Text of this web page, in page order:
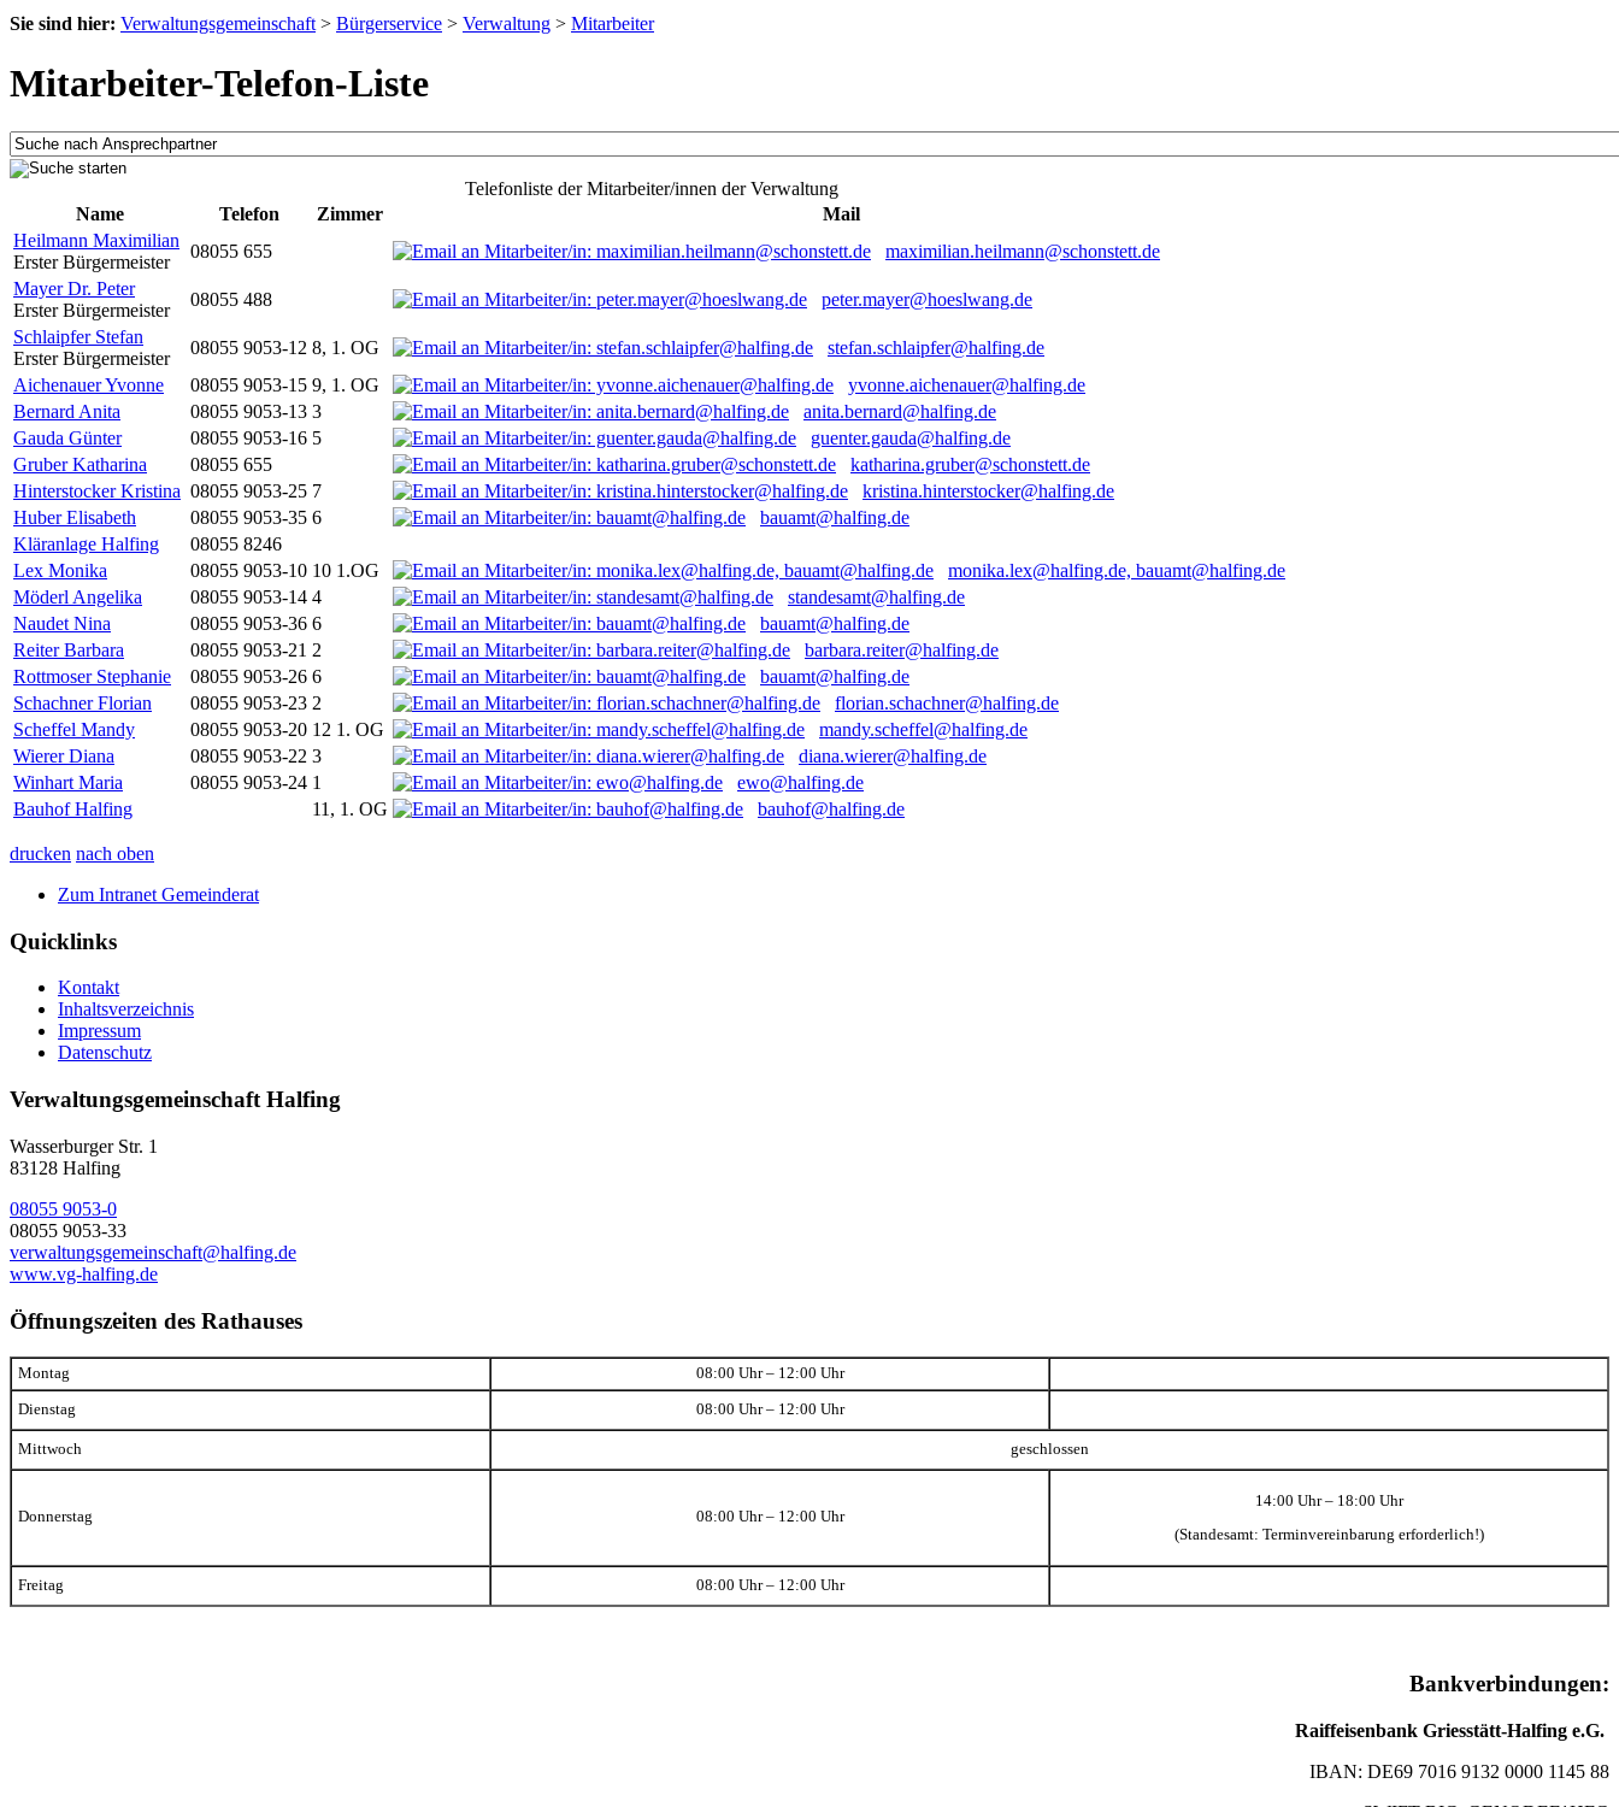
Sie sind hier: Verwaltungsgemeinschaft > Bürgerservice > Verwaltung > Mitarbeiter
Mitarbeiter-Telefon-Liste
Telefonliste der Mitarbeiter/innen der Verwaltung
Name
Telefon Zimmer
Mail
Heilmann Maximilian
Erster Bürgermeister
08055 655
maximilian.heilmann@schonstett.de
Mayer Dr. Peter
Erster Bürgermeister
08055 488
peter.mayer@hoeslwang.de
Schlaipfer Stefan
Erster Bürgermeister
08055 9053-12 8, 1. OG
stefan.schlaipfer@halfing.de
Aichenauer Yvonne
08055 9053-15 9, 1. OG
yvonne.aichenauer@halfing.de
Bernard Anita
08055 9053-13 3
anita.bernard@halfing.de
Gauda Günter
08055 9053-16 5
guenter.gauda@halfing.de
Gruber Katharina
08055 655
katharina.gruber@schonstett.de
Hinterstocker Kristina 08055 9053-25 7
kristina.hinterstocker@halfing.de
Huber Elisabeth
08055 9053-35 6
bauamt@halfing.de
Kläranlage Halfing
08055 8246
Lex Monika
08055 9053-10 10 1.OG
monika.lex@halfing.de, bauamt@halfing.de
Möderl Angelika
08055 9053-14 4
standesamt@halfing.de
Naudet Nina
08055 9053-36 6
bauamt@halfing.de
Reiter Barbara
08055 9053-21 2
barbara.reiter@halfing.de
Rottmoser Stephanie
08055 9053-26 6
bauamt@halfing.de
Schachner Florian
08055 9053-23 2
florian.schachner@halfing.de
Scheffel Mandy
08055 9053-20 12 1. OG
mandy.scheffel@halfing.de
Wierer Diana
08055 9053-22 3
diana.wierer@halfing.de
Winhart Maria
08055 9053-24 1
ewo@halfing.de
Bauhof Halfing
11, 1. OG bauhof@halfing.de
drucken nach oben
Zum Intranet Gemeinderat
Quicklinks
Kontakt
Inhaltsverzeichnis
Impressum
Datenschutz
Verwaltungsgemeinschaft Halfing
Wasserburger Str. 1
83128 Halfing
08055 9053-0
08055 9053-33
verwaltungsgemeinschaft@halfing.de
www.vg-halfing.de
Öffnungszeiten des Rathauses
Montag 08:00 Uhr – 12:00 Uhr
Dienstag 08:00 Uhr – 12:00 Uhr
Mittwoch geschlossen
Donnerstag 08:00 Uhr – 12:00 Uhr
14:00 Uhr – 18:00 Uhr
(Standesamt: Terminvereinbarung erforderlich!)
Freitag 08:00 Uhr – 12:00 Uhr
Bankverbindungen:
Raiffeisenbank Griesstätt-Halfing e.G.
IBAN: DE69 7016 9132 0000 1145 88